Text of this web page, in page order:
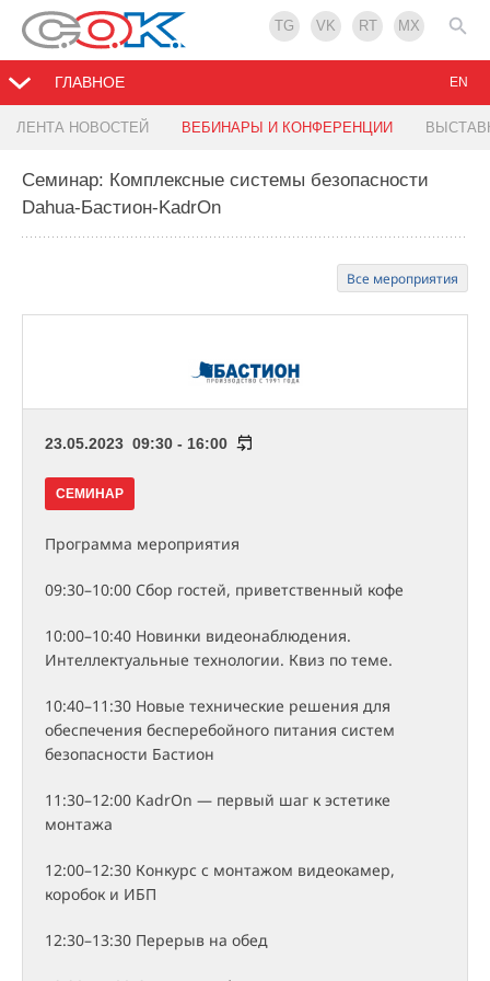
TG VK RT MX
ГЛАВНОЕ
ЛЕНТА НОВОСТЕЙ ВЕБИНАРЫ И КОНФЕРЕНЦИИ
EN
Семинар: Комплексные системы безопасности
Dahua-Бастион-KadrOn
Все мероприятия
23.05.2023 09:30 - 16:00
СЕМИНАР
Программа мероприятия
09:30–10:00 Сбор гостей, приветственный кофе
10:00–10:40 Новинки видеонаблюдения.
Интеллектуальные технологии. Квиз по теме.
10:40–11:30 Новые технические решения для
обеспечения бесперебойного питания систем
безопасности Бастион
11:30–12:00 KadrOn — первый шаг к эстетике
монтажа
12:00–12:30 Конкурс с монтажом видеокамер,
коробок и ИБП
12:30–13:30 Перерыв на обед